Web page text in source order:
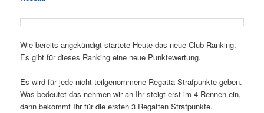
Wie bereits angekündigt startete Heute das neue Club Ranking.
Es gibt für dieses Ranking eine neue Punktewertung.
Es wird für jede nicht teilgenommene Regatta Strafpunkte geben.
Was bedeutet das nehmen wir an Ihr steigt erst im 4 Rennen ein,
dann bekommt Ihr für die ersten 3 Regatten Strafpunkte.